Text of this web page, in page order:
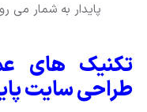
پایدار به شمار می
تکنیک های
طراحی سایت